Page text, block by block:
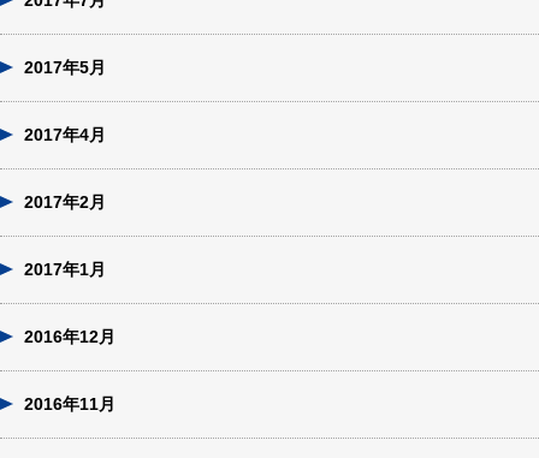
2017年5月
2017年4月
2017年2月
2017年1月
2016年12月
2016年11月